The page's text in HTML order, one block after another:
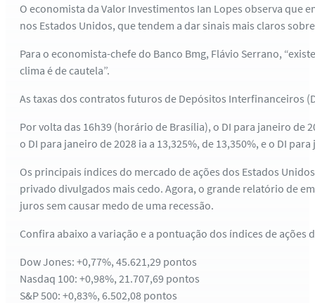
O economista da Valor Investimentos Ian Lopes observa que
nos Estados Unidos, que tendem a dar sinais mais claros
Para o economista-chefe do Banco Bmg, Flávio Serrano,
clima é de cautela”.
As taxas dos contratos futuros de Depósitos Interfinanceiros
Por volta das 16h39 (horário de Brasília), o DI para janeiro de
o DI para janeiro de 2028 ia a 13,325%, de 13,350%, e o DI
Os principais índices do mercado de ações dos Estados
privado divulgados mais cedo. Agora, o grande relatório de
juros sem causar medo de uma recessão.
Confira abaixo a variação e a pontuação dos índices de ações
Dow Jones: +0,77%, 45.621,29 pontos
Nasdaq 100: +0,98%, 21.707,69 pontos
S&P 500: +0,83%, 6.502,08 pontos